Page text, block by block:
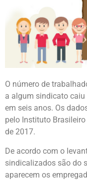
O número de
a algum sindicato caiu
em seis anos. Os
pelo Instituto
de 2017.
De acordo com o
sindicalizados são do
aparecem os